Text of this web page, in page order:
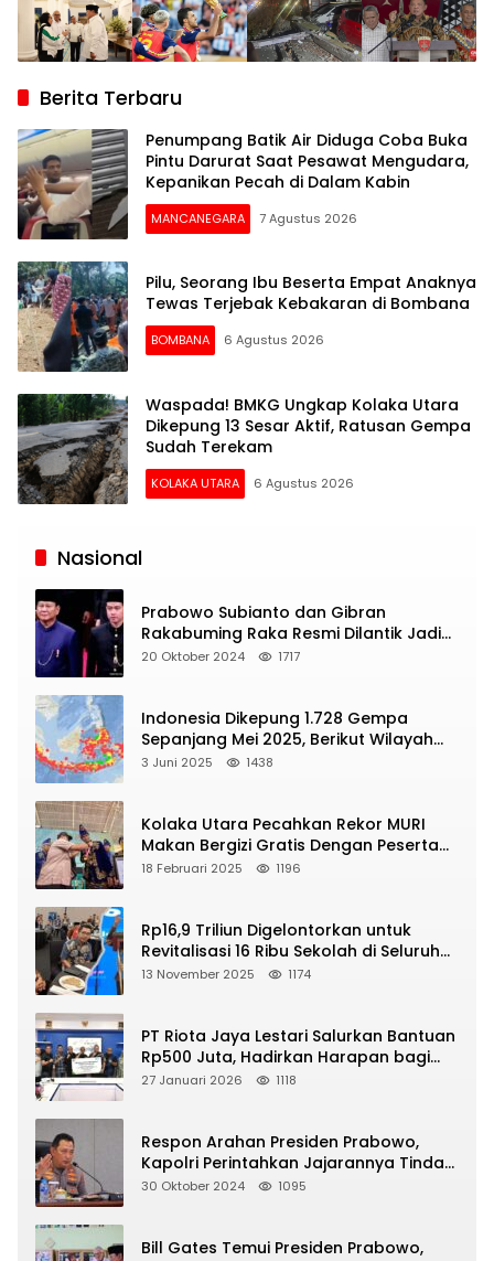
Berita Terbaru
Penumpang Batik Air Diduga Coba Buka
Pintu Darurat Saat Pesawat Mengudara,
Kepanikan Pecah di Dalam Kabin
MANCANEGARA 7 Agustus 2026
Pilu, Seorang Ibu Beserta Empat Anaknya
Tewas Terjebak Kebakaran di Bombana
BOMBANA 6 Agustus 2026
Waspada! BMKG Ungkap Kolaka Utara
Dikepung 13 Sesar Aktif, Ratusan Gempa
Sudah Terekam
KOLAKA UTARA 6 Agustus 2026
Siaran
Nasional
Prabowo Subianto dan Gibran
Rakabuming Raka Resmi Dilantik Jadi
Presiden dan Wapres RI
20 Oktober 2024 1717
Indonesia Dikepung 1.728 Gempa
Sepanjang Mei 2025, Berikut Wilayah
Yang Intens Diguncang!
3 Juni 2025 1438
Kolaka Utara Pecahkan Rekor MURI
Makan Bergizi Gratis Dengan Peserta
Terbanyak
18 Februari 2025 1196
Rp16,9 Triliun Digelontorkan untuk
Revitalisasi 16 Ribu Sekolah di Seluruh
Indonesia
13 November 2025 1174
PT Riota Jaya Lestari Salurkan Bantuan
Rp500 Juta, Hadirkan Harapan bagi
Korban Bencana di Sumatera
27 Januari 2026 1118
Respon Arahan Presiden Prabowo,
Kapolri Perintahkan Jajarannya Tindak
Tegas Pelaku Judi Online
30 Oktober 2024 1095
Bill Gates Temui Presiden Prabowo,